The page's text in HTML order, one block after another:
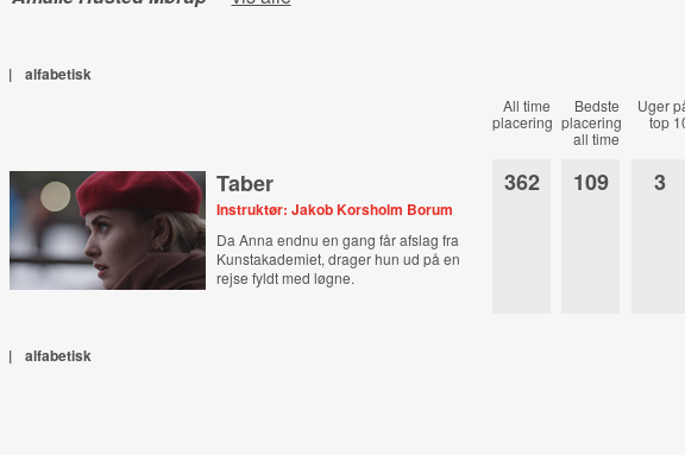
| alfabetisk
All time
placering
Bedste
placering
all time
Uger
top
Taber
Instruktør: Jakob Korsholm Borum
Da Anna endnu en gang får afslag fra
Kunstakademiet, drager hun ud på en
rejse fyldt med løgne.
362 109 3
| alfabetisk